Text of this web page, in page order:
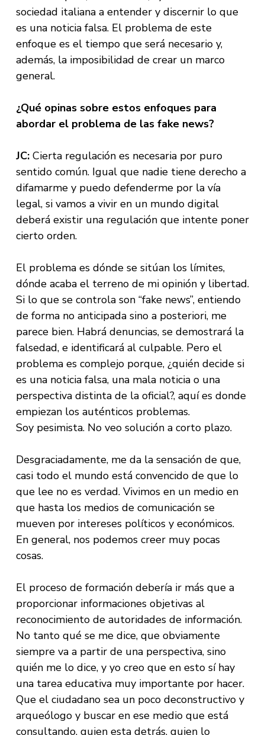
sociedad italiana a entender y discernir lo que
es una noticia falsa. El problema de este
enfoque es el tiempo que será necesario y,
además, la imposibilidad de crear un marco
general.
¿Qué opinas sobre estos enfoques para
abordar el problema de las fake news?
JC:Cierta regulación es necesaria por puro
sentido común. Igual que nadie tiene derecho a
difamarme y puedo defenderme por la vía
legal, si vamos a vivir en un mundo digital
deberá existir una regulación que intente poner
cierto orden.
El problema es dónde se sitúan los límites,
dónde acaba el terreno de mi opinión y libertad.
Si lo que se controla son “fake news”, entiendo
de forma no anticipada sino a posteriori, me
parece bien. Habrá denuncias, se demostrará la
falsedad, e identificará al culpable. Pero el
problema es complejo porque, ¿quién decide si
es una noticia falsa, una mala noticia o una
perspectiva distinta de la oficial?, aquí es donde
empiezan los auténticos problemas.
Soy pesimista. No veo solución a corto plazo.
Desgraciadamente, me da la sensación de que,
casi todo el mundo está convencido de que lo
que lee no es verdad. Vivimos en un medio en
que hasta los medios de comunicación se
mueven por intereses políticos y económicos.
En general, nos podemos creer muy pocas
cosas.
El proceso de formación debería ir más que a
proporcionar informaciones objetivas al
reconocimiento de autoridades de información.
No tanto qué se me dice, que obviamente
siempre va a partir de una perspectiva, sino
quién me lo dice, y yo creo que en esto sí hay
una tarea educativa muy importante por hacer.
Que el ciudadano sea un poco deconstructivo y
arqueólogo y buscar en ese medio que está
consultando, quien esta detrás, quien lo